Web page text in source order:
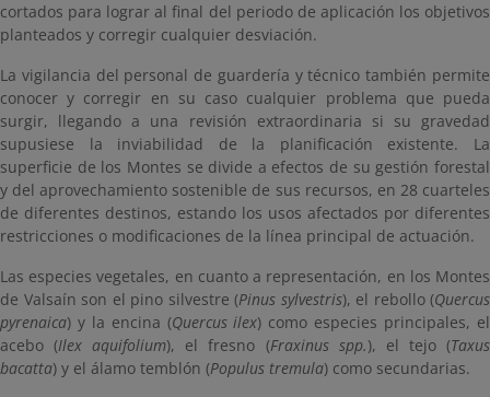
cortados para lograr al final del periodo de aplicación los objetivos
planteados y corregir cualquier desviación.
La vigilancia del personal de guardería y técnico también permite
conocer y corregir en su caso cualquier problema que pueda
surgir, llegando a una revisión extraordinaria si su gravedad
supusiese la inviabilidad de la planificación existente. La
superficie de los Montes se divide a efectos de su gestión forestal
y del aprovechamiento sostenible de sus recursos, en 28 cuarteles
de diferentes destinos, estando los usos afectados por diferentes
restricciones o modificaciones de la línea principal de actuación.
Las especies vegetales, en cuanto a representación, en los Montes
de Valsaín son el pino silvestre (Pinus sylvestris), el rebollo (Quercus
pyrenaica) y la encina (Quercus ilex) como especies principales, el
acebo (Ilex aquifolium), el fresno (Fraxinus spp.), el tejo (Taxus
bacatta) y el álamo temblón (Populus tremula) como secundarias.